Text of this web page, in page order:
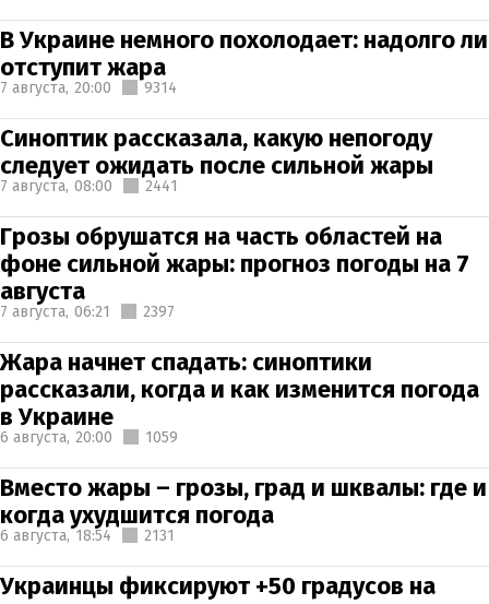
В Украине немного похолодает: надолго ли
отступит жара
7 августа, 20:00 9314
Синоптик рассказала, какую непогоду
следует ожидать после сильной жары
7 августа, 08:00 2441
Грозы обрушатся на часть областей на
фоне сильной жары: прогноз погоды на 7
августа
7 августа, 06:21 2397
Жара начнет спадать: синоптики
рассказали, когда и как изменится погода
в Украине
6 августа, 20:00 1059
Вместо жары – грозы, град и шквалы: где и
когда ухудшится погода
6 августа, 18:54 2131
Украинцы фиксируют +50 градусов на